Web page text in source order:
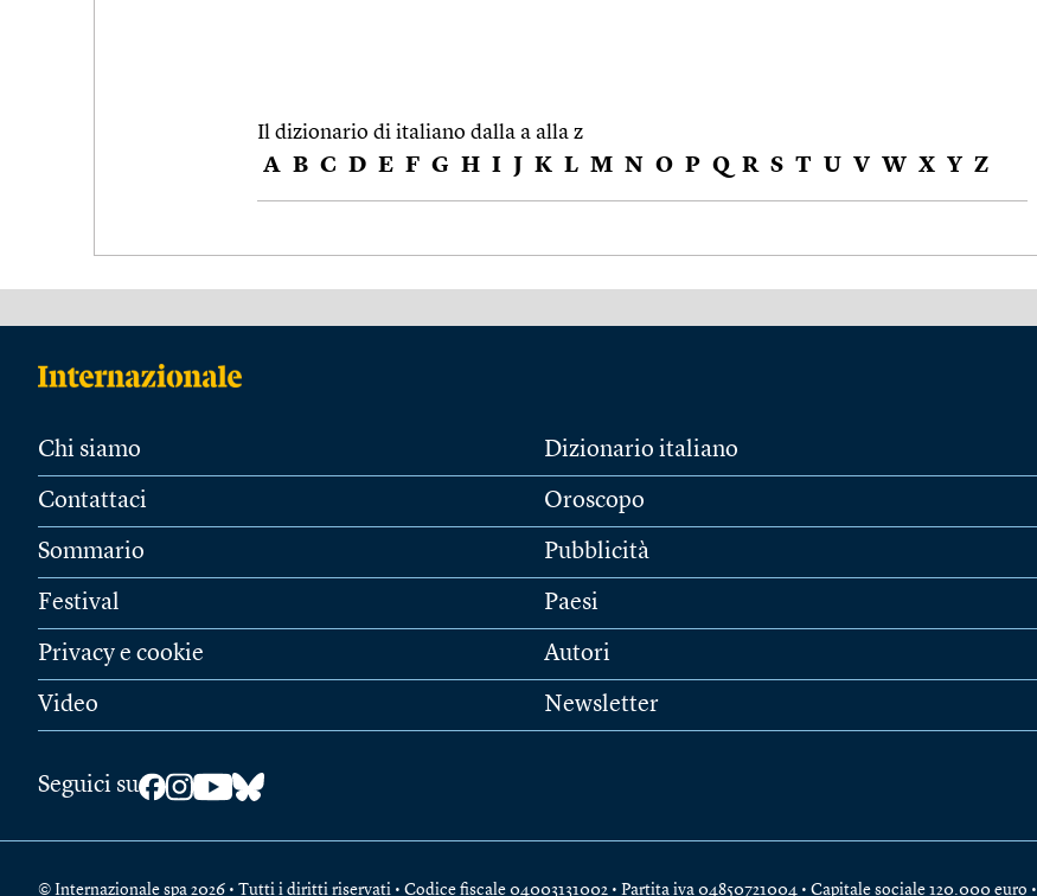
Il dizionario di italiano dalla a alla z
A B C D E F G H I J K L M N O P Q R S T U V W X Y Z
Chi siamo
Contattaci
Sommario
Festival
Privacy e cookie
Video
Dizionario italiano
Oroscopo
Pubblicità
Paesi
Autori
Newsletter
Seguici su
© Internazionale spa 2026 • Tutti i diritti riservati • Codice fiscale 04003131002 • Partita iva 04850721004 • Capitale sociale 120.000 euro •